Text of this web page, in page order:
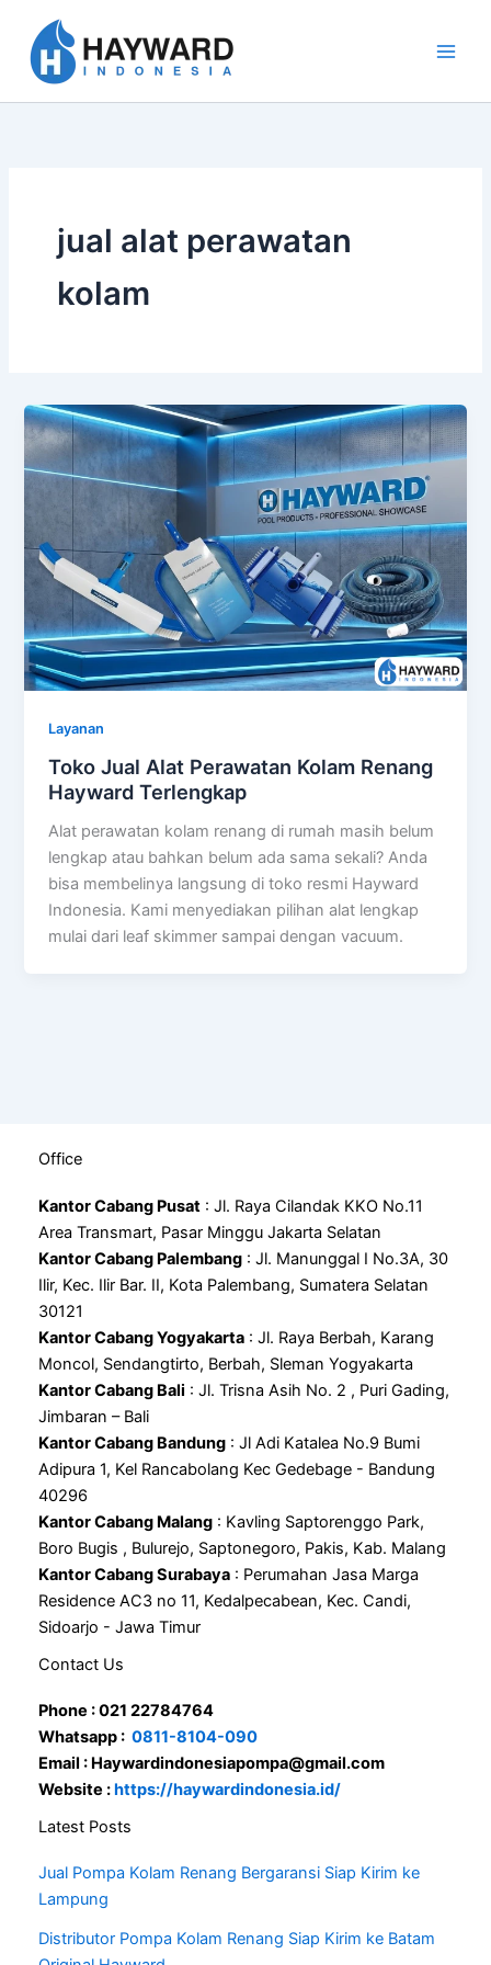
konten
jual alat perawatan
kolam
Layanan
Toko Jual Alat Perawatan Kolam Renang
Hayward Terlengkap
Alat perawatan kolam renang di rumah masih belum
lengkap atau bahkan belum ada sama sekali? Anda
bisa membelinya langsung di toko resmi Hayward
Indonesia. Kami menyediakan pilihan alat lengkap
mulai dari leaf skimmer sampai dengan vacuum.
Office
Kantor Cabang Pusat : Jl. Raya Cilandak KKO No.11
Area Transmart, Pasar Minggu Jakarta Selatan
Kantor Cabang Palembang : Jl. Manunggal I No.3A, 30
Ilir, Kec. Ilir Bar. II, Kota Palembang, Sumatera Selatan
30121
Kantor Cabang Yogyakarta : Jl. Raya Berbah, Karang
Moncol, Sendangtirto, Berbah, Sleman Yogyakarta
Kantor Cabang Bali : Jl. Trisna Asih No. 2 , Puri Gading,
Jimbaran – Bali
Kantor Cabang Bandung : Jl Adi Katalea No.9 Bumi
Adipura 1, Kel Rancabolang Kec Gedebage - Bandung
40296
Kantor Cabang Malang : Kavling Saptorenggo Park,
Boro Bugis , Bulurejo, Saptonegoro, Pakis, Kab. Malang
Kantor Cabang Surabaya : Perumahan Jasa Marga
Residence AC3 no 11, Kedalpecabean, Kec. Candi,
Sidoarjo - Jawa Timur
Contact Us
Phone : 021 22784764
Whatsapp : 0811-8104-090
Email : Haywardindonesiapompa@gmail.com
Website :https://haywardindonesia.id/
Latest Posts
Jual Pompa Kolam Renang Bergaransi Siap Kirim ke
Lampung
Distributor Pompa Kolam Renang Siap Kirim ke Batam